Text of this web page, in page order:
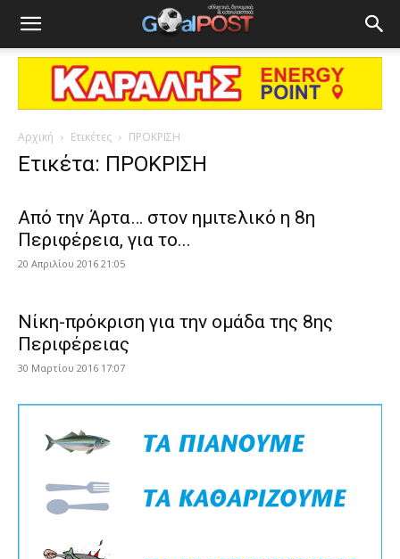
Αρχική Ετικέτες ΠΡΟΚΡΙΣΗ
Ετικέτα: ΠΡΟΚΡΙΣΗ
Από την Άρτα… στον ημιτελικό η 8η
Περιφέρεια, για το...
20 Απριλίου 2016 21:05
Νίκη-πρόκριση για την ομάδα της 8ης
Περιφέρειας
30 Μαρτίου 2016 17:07